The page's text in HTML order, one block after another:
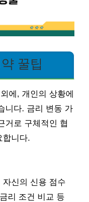
꿀팁
에, 개인의 상황에
니다. 금리 변동 가
거로 구체적인 협
합니다.
신의 신용 점수
리 조건 비교 등